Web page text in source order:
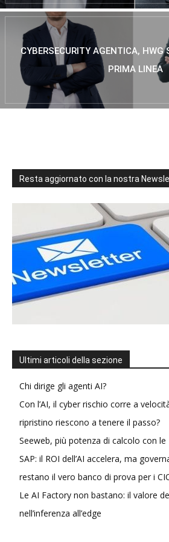
CYBERSECURITY AGENTICA,
PRIMA LINEA
Resta aggiornato con la nostra
Ultimi articoli della sezione
Chi dirige gli agenti AI?
Con l’AI, il cyber rischio corre a
ripristino riescono a tenere il passo?
Seeweb, più potenza di calcolo con
SAP: il ROI dell’AI accelera, ma
restano il vero banco di prova per i
Le AI Factory non bastano: il valore
nell’inferenza all’edge